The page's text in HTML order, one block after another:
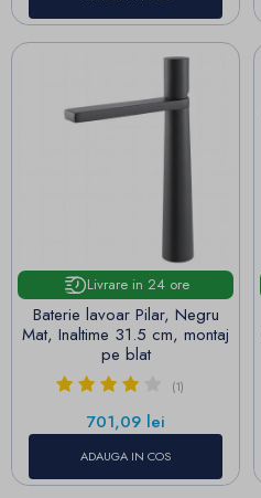
Livrare in 24 ore
Baterie lavoar Pilar, Negru
Mat, Inaltime 31.5 cm, montaj
pe blat
(1)
Pret
701,09 lei
ADAUGA IN COS